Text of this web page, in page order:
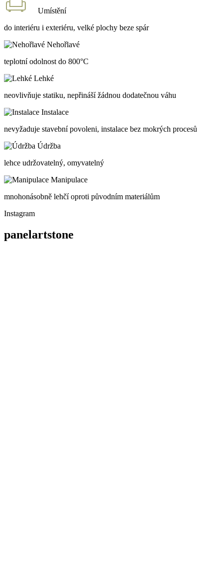
Umístění
do interiéru i exteriéru, velké plochy beze spár
Nehořlavé
teplotní odolnost do 800°C
Lehké
neovlivňuje statiku, nepřináší žádnou dodatečnou váhu
Instalace
nevyžaduje stavební povoleni, instalace bez mokrých procesů
Údržba
lehce udržovatelný, omyvatelný
Manipulace
mnohonásobně lehčí oproti původním materiálům
Instagram
panelartstone